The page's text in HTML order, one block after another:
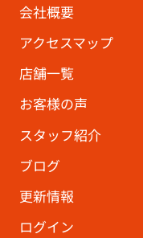
会社概要
アクセスマップ
店舗一覧
お客様の声
スタッフ紹介
ブログ
更新情報
ログイン